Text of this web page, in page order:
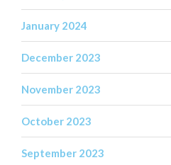
January 2024
December 2023
November 2023
October 2023
September 2023